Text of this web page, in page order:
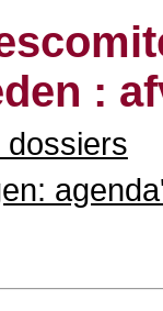
:
dossiers